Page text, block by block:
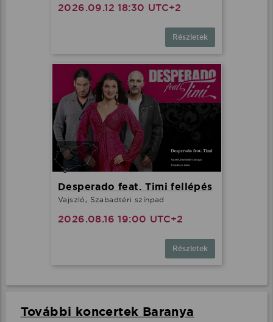
2026.09.12 18:30 UTC+2
Részletek
Desperado feat. Timi fellépés
Vajszló, Szabadtéri színpad
2026.08.16 19:00 UTC+2
Részletek
További koncertek Baranya